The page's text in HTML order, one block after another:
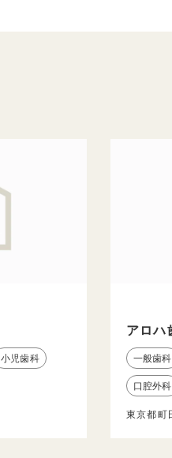
小児歯科
アロハ
一般歯科
口腔外科
東京都町